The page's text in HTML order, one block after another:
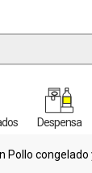
Despensa
Pollo congelado